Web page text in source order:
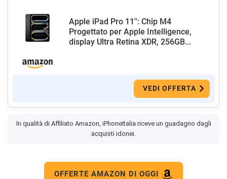
Apple iPad Pro 11'': Chip M4
Progettato per Apple Intelligence,
display Ultra Retina XDR, 256GB...
VEDI OFFERTA
In qualità di Affiliato Amazon, iPhoneItalia riceve un guadagno dagli
acquisti idonei.
OFFERTE AMAZON DI OGGI